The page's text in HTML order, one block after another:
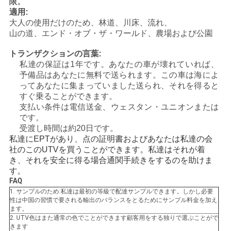
地
バ
シ
ー
ポ
リ
適用:
大人の使用だけのため、林道、川床、流れ、
山の道、エンド・オブ・ザ・ワールド、農場および公園
トランザクションの言葉:
私達の保証は1年です。あなたの車が壊れていれば、
予備品はあなたに無料で送られます。この車は海によ
ってあなたに集まっていました送られ、それを得ると
すぐ乗ることができます。
支払い条件は電信送金、ウェスタン・ユニオンまたは
です。
受渡し時間は約20日です。
私達にEPTがあり、点の証明書およびあなたは私達の会
社のこのUTVを買うことができます。私達はそれが着
き、それを安全に得る場合通関手続きをするのを助けま
す。
FAQ
1. サンプルのため:私達は最初の等級で配達サンプルできます。しかし必要
性は中国の習慣で要される輸出のバランスをとるためにサンプル料金を加え
ます。
2. UTV色はまた通常の色でことができます顧客用をする独りで選ぶことがで
きます